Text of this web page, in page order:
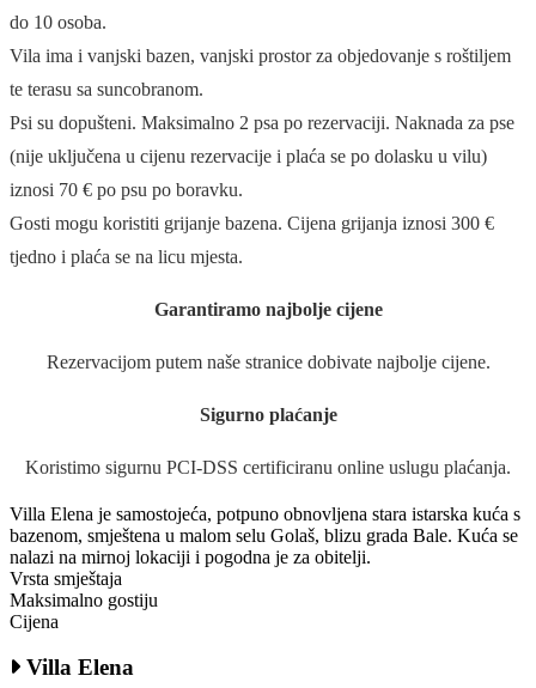
do 10 osoba.
Vila ima i vanjski bazen, vanjski prostor za objedovanje s roštiljem
te terasu sa suncobranom.
Psi su dopušteni. Maksimalno 2 psa po rezervaciji. Naknada za pse
(nije uključena u cijenu rezervacije i plaća se po dolasku u vilu)
iznosi 70 € po psu po boravku.
Gosti mogu koristiti grijanje bazena. Cijena grijanja iznosi 300 €
tjedno i plaća se na licu mjesta.
Garantiramo najbolje cijene
Rezervacijom putem naše stranice dobivate najbolje cijene.
Sigurno plaćanje
Koristimo sigurnu PCI-DSS certificiranu online uslugu plaćanja.
Villa Elena je samostojeća, potpuno obnovljena stara istarska kuća s
bazenom, smještena u malom selu Golaš, blizu grada Bale. Kuća se
nalazi na mirnoj lokaciji i pogodna je za obitelji.
Vrsta smještaja
Maksimalno gostiju
Cijena
Villa Elena